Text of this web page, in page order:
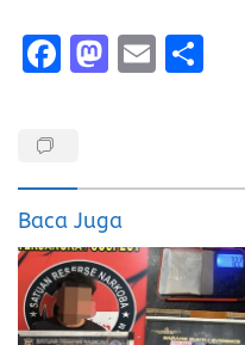
F
o
o
k
M
d
o
n
E
Baca Juga